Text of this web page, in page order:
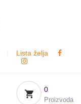
Lista želja
0
Proizvoda